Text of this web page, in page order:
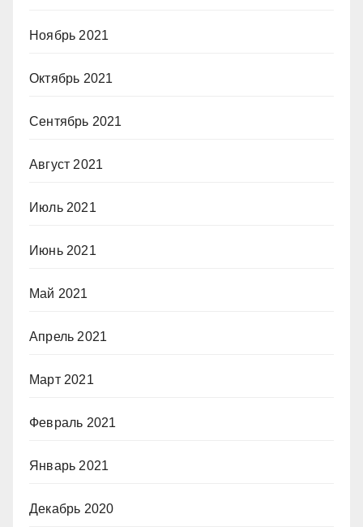
Ноябрь 2021
Октябрь 2021
Сентябрь 2021
Август 2021
Июль 2021
Июнь 2021
Май 2021
Апрель 2021
Март 2021
Февраль 2021
Январь 2021
Декабрь 2020